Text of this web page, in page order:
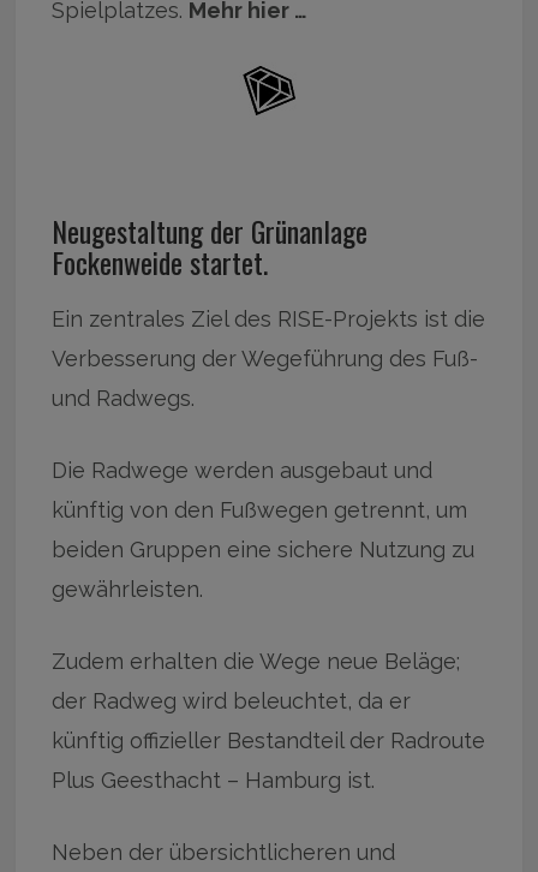
Spielplatzes. Mehr hier …
Neugestaltung der Grünanlage
Fockenweide startet.
Ein zentrales Ziel des RISE-Projekts ist die
Verbesserung der Wegeführung des Fuß-
und Radwegs.
Die Radwege werden ausgebaut und
künftig von den Fußwegen getrennt, um
beiden Gruppen eine sichere Nutzung zu
gewährleisten.
Zudem erhalten die Wege neue Beläge;
der Radweg wird beleuchtet, da er
künftig offizieller Bestandteil der Radroute
Plus Geesthacht – Hamburg ist.
Neben der übersichtlicheren und